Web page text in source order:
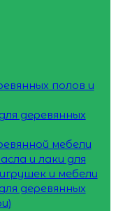
полов и
деревянных
мебели
и лаки для
и мебели
деревянных